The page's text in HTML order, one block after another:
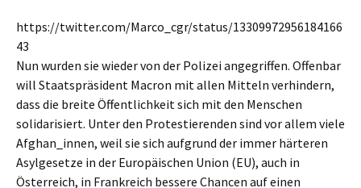
https://twitter.com/Marco_cgr/status/13309972956184166
43
Nun wurden sie wieder von der Polizei angegriffen. Offenbar
will Staatspräsident Macron mit allen Mitteln verhindern,
dass die breite Öffentlichkeit sich mit den Menschen
solidarisiert. Unter den Protestierenden sind vor allem viele
Afghan_innen, weil sie sich aufgrund der immer härteren
Asylgesetze in der Europäischen Union (EU), auch in
Österreich, in Frankreich bessere Chancen auf einen